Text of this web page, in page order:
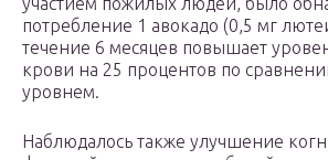
потребление 1 авокадо (0,5 мг
течение 6 месяцев повышает
крови на 25 процентов по
уровнем.
Наблюдалось также улучшение